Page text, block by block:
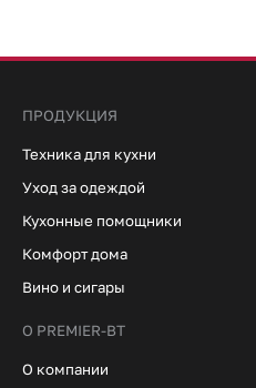
ПРОДУКЦИЯ
Техника для кухни
Уход за одеждой
Кухонные помощники
Комфорт дома
Вино и сигары
О PREMIER-BT
О компании